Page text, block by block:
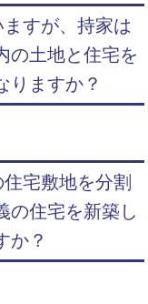
すが、持家は
の土地と住宅を
りますか？
宅敷地を分割
の住宅を新築し
か？